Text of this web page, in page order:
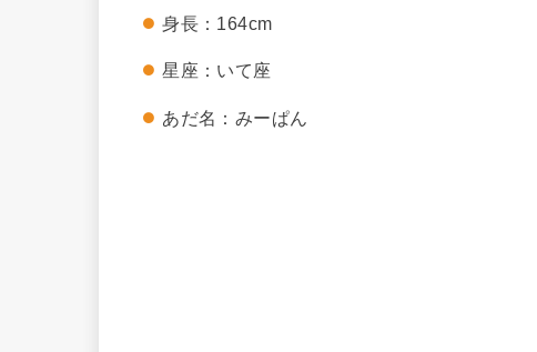
身長：164cm
星座：いて座
あだ名：みーぱん